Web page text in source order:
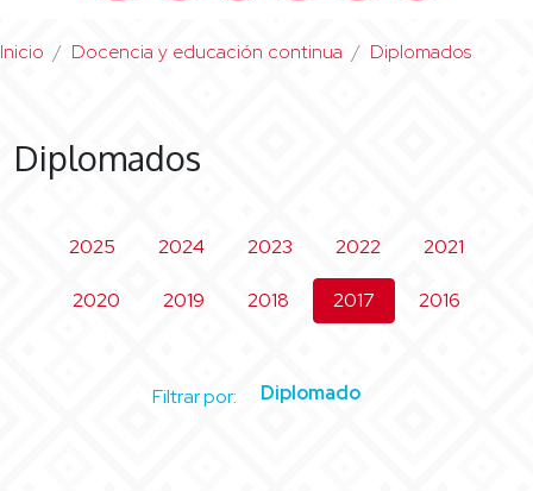
Inicio Docencia y educación continua Diplomados
Diplomados
2025 2024 2023 2022 2021
2020 2019 2018 2017 2016
Filtrar por: Diplomado